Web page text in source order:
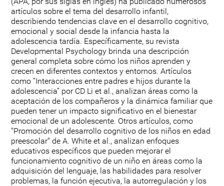
artículos sobre el tema del desarrollo infantil,
describiendo tendencias clave en el desarrollo cognitivo,
emocional y social desde la infancia hasta la
adolescencia tardía. Específicamente, su revista
Developmental Psychology brinda una descripción
general completa sobre cómo los niños aprenden y
crecen en diferentes contextos y entornos. Artículos
como “Interacciones entre padres e hijos durante la
adolescencia” por CD Li et al., analizan áreas como la
aceptación de los compañeros y la dinámica familiar que
pueden tener un impacto significativo en el bienestar
emocional de un adolescente. Otros artículos, como
"Promoción del desarrollo cognitivo de los niños en edad
preescolar" de A. White et al., analizan enfoques
educativos específicos que pueden mejorar el
funcionamiento cognitivo de un niño en áreas como la
adquisición del lenguaje, las habilidades para resolver
problemas, la función ejecutiva, la autorregulación y los